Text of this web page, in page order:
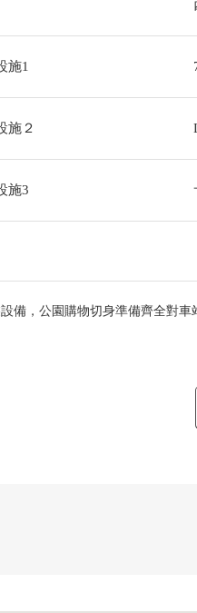
施1
施２
施3
備，公園購物切身準備齊全對